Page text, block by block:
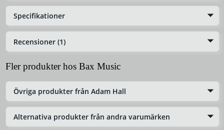
Specifikationer
Recensioner (1)
Fler produkter hos Bax Music
Övriga produkter från Adam Hall
Alternativa produkter från andra varumärken